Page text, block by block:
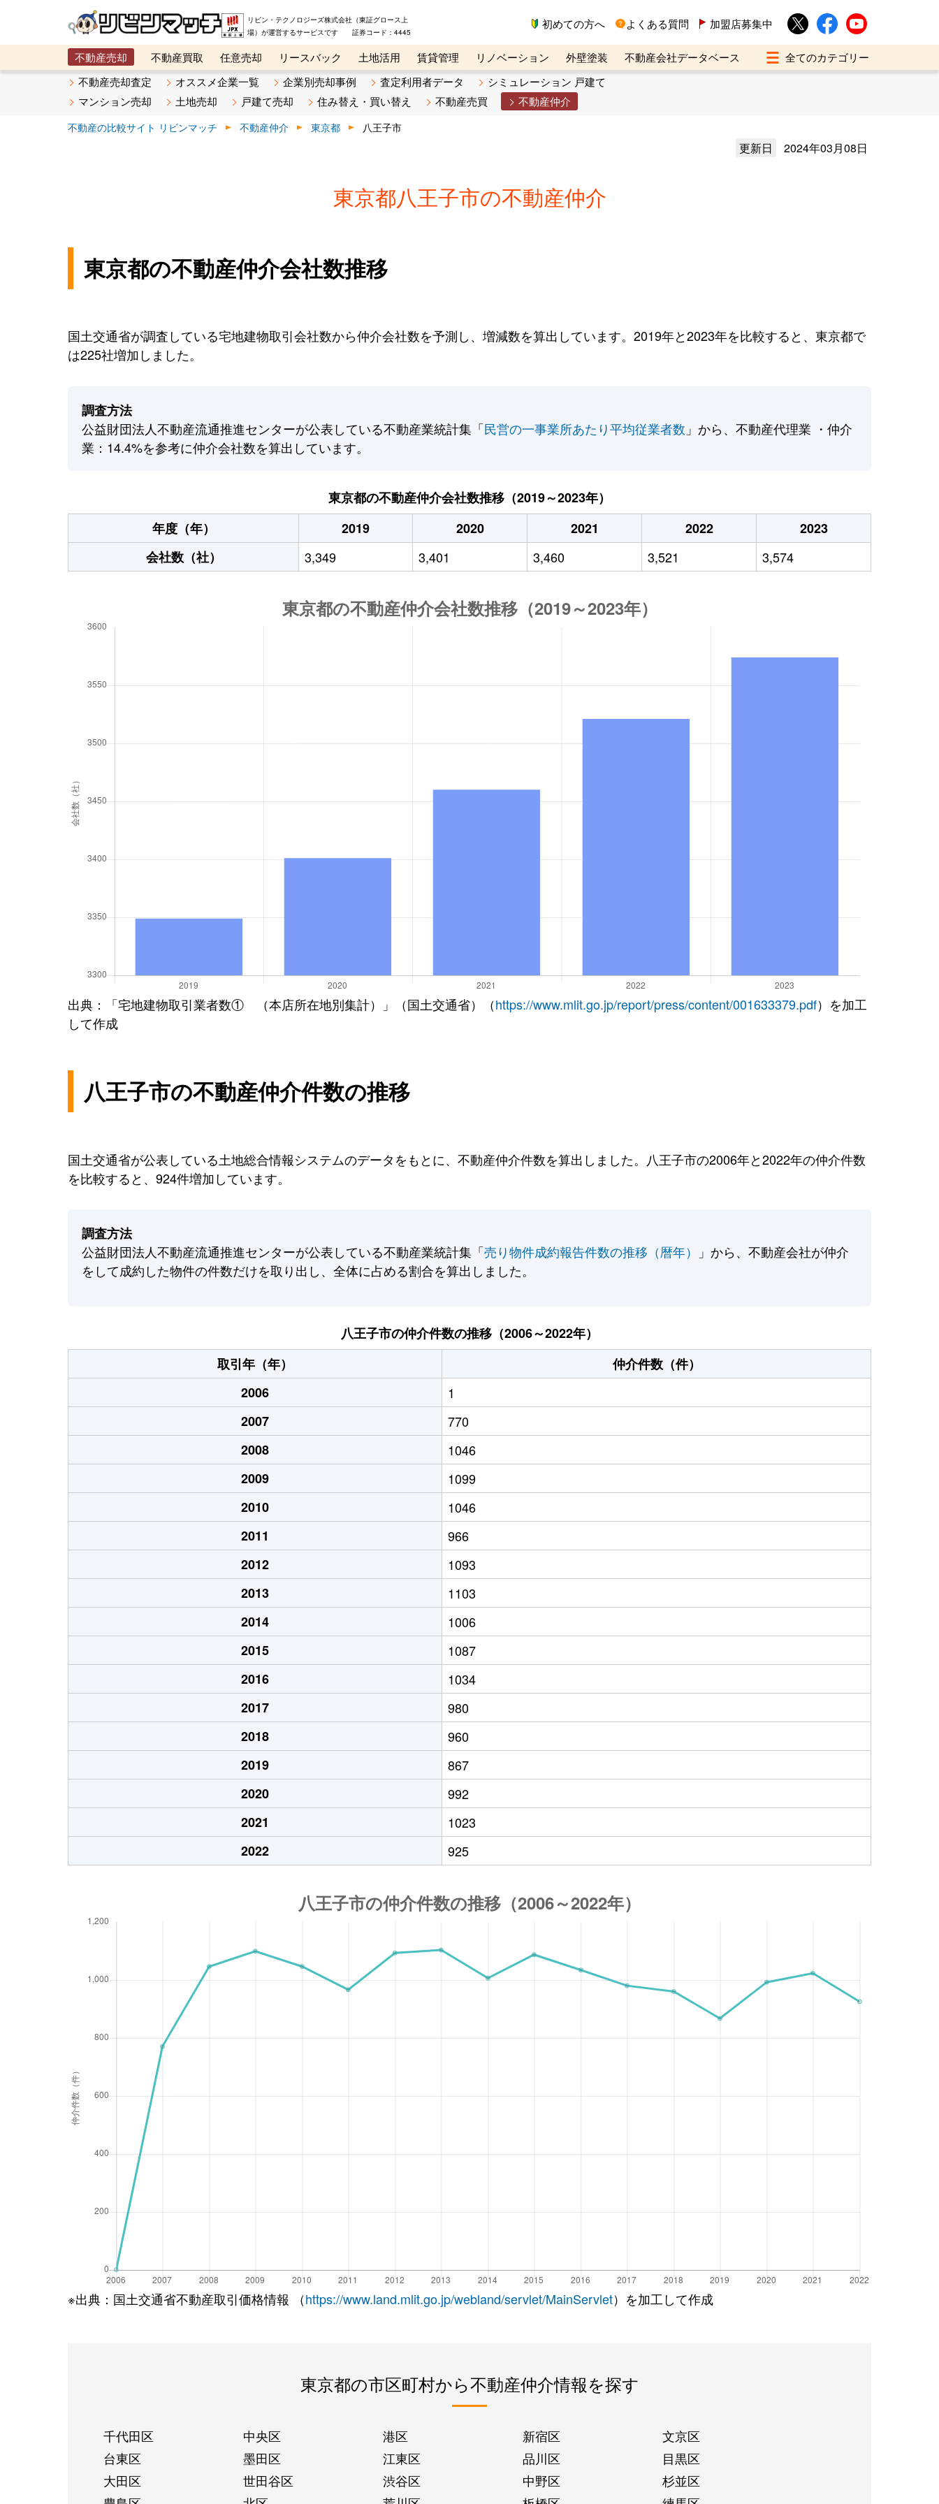
リビン・テクノロジーズ株式会社（東証グロース上
場）が運営するサービスです 証券コード：4445
初めての方へ よくある質問 加盟店募集中
不動産売却 不動産買取 任意売却 リースバック 土地活用 賃貸管理 リノベーション 外壁塗装
不動産会社データベース
メタ住宅展示場
ベスト不動産カンパニー オンライン講座 リビンマガジンBiz 不動産売却ご相談デスク
不動産売却査定 オススメ企業一覧 企業別売却事例 査定利用者データ
シミュレーション 戸建て
マンション売却
土地売却 戸建て売却 住み替え・買い替え 不動産売買 不動産仲介
不動産の比較サイト リビンマッチ 不動産仲介 東京都 八王子市
更新日 2024年03月08日
東京都八王子市の不動産仲介
東京都の不動産仲介会社数推移
国土交通省が調査している宅地建物取引会社数から仲介会社数を予測し、増減数を算出しています。2019年と2023年を比較すると、東京都で
は225社増加しました。
調査方法
公益財団法人不動産流通推進センターが公表している不動産業統計集「民営の一事業所あたり平均従業者数 」から、不動産代理業 ・仲介
業：14.4%を参考に仲介会社数を算出しています。
東京都の不動産仲介会社数推移（2019～2023年）
年度（年）
2019 2020 2021 2022
2023
会社数（社）
3,349 3,401 3,460 3,521 3,574
出典：「宅地建物取引業者数① （本店所在地別集計）」（国土交通省）（https://www.mlit.go.jp/report/press/content/001633379.pdf）を加工
して作成
八王子市の不動産仲介件数の推移
国土交通省が公表している土地総合情報システムのデータをもとに、不動産仲介件数を算出しました。八王子市の2006年と2022年の仲介件数
を比較すると、924件増加しています。
調査方法
公益財団法人不動産流通推進センターが公表している不動産業統計集「売り物件成約報告件数の推移（暦年）
」から、不動産会社が仲介
をして成約した物件の件数だけを取り出し、全体に占める割合を算出しました。
八王子市の仲介件数の推移（2006～2022年）
取引年（年）
仲介件数（件）
2006
1
2007
770
2008
1046
2009
1099
2010
1046
2011
966
2012
1093
2013
1103
2014
1006
2015
1087
2016
1034
2017
980
2018
960
2019
867
2020
992
2021
1023
2022
925
※出典：国土交通省不動産取引価格情報 （https://www.land.mlit.go.jp/webland/servlet/MainServlet）を加工して作成
東京都の市区町村から不動産仲介情報を探す
千代田区 中央区 港区 新宿区
文京区
台東区
墨田区 江東区 品川区
目黒区
大田区
世田谷区 渋谷区 中野区
杉並区